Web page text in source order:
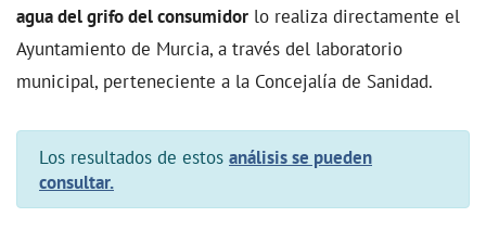
agua del grifo del consumidor lo realiza directamente el
Ayuntamiento de Murcia, a través del laboratorio
municipal, perteneciente a la Concejalía de Sanidad.
Los resultados de estos análisis se pueden
consultar.